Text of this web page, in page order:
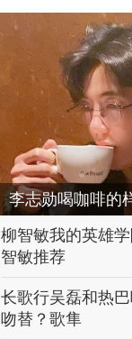
李志勋喝咖啡的
柳智敏我的英雄
智敏推荐
长歌行吴磊和热
吻替？歌隼